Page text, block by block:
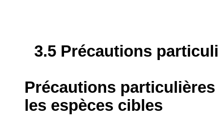
3.5 Précautions
Précautions
les espèces cibles